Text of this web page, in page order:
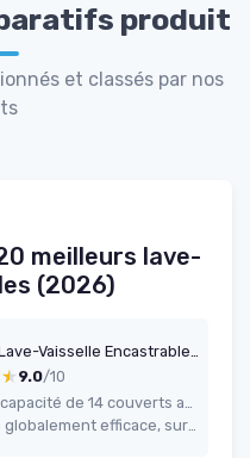
produit
et classés par nos
meilleurs lave-
(2026)
9.0/10